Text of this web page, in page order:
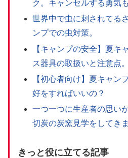
ク。キャンセルする勇気
世界中で虫に刺されてる
ンプでの虫対策。
【キャンプの安全】夏キ
ス器具の取扱いと注意点。
【初心者向け】夏キャン
好をすればいいの？
一つ一つに生産者の思い
切炭の炭窯見学をしてき
きっと役に立てる記事